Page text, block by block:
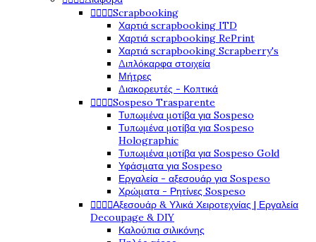
Scrapbooking
Χαρτιά scrapbooking ITD
Χαρτιά scrapbooking RePrint
Χαρτιά scrapbooking Scrapberry's
Διπλόκαρφα στοιχεία
Μήτρες
Διακορευτές - Κοπτικά
Sospeso Trasparente
Τυπωμένα μοτίβα για Sospeso
Τυπωμένα μοτίβα για Sospeso
Holographic
Τυπωμένα μοτίβα για Sospeso Gold
Υφάσματα για Sospeso
Εργαλεία - αξεσουάρ για Sospeso
Χρώματα - Ρητίνες Sospeso
Αξεσουάρ & Υλικά Χειροτεχνίας | Εργαλεία
Decoupage & DIY
Καλούπια σιλικόνης